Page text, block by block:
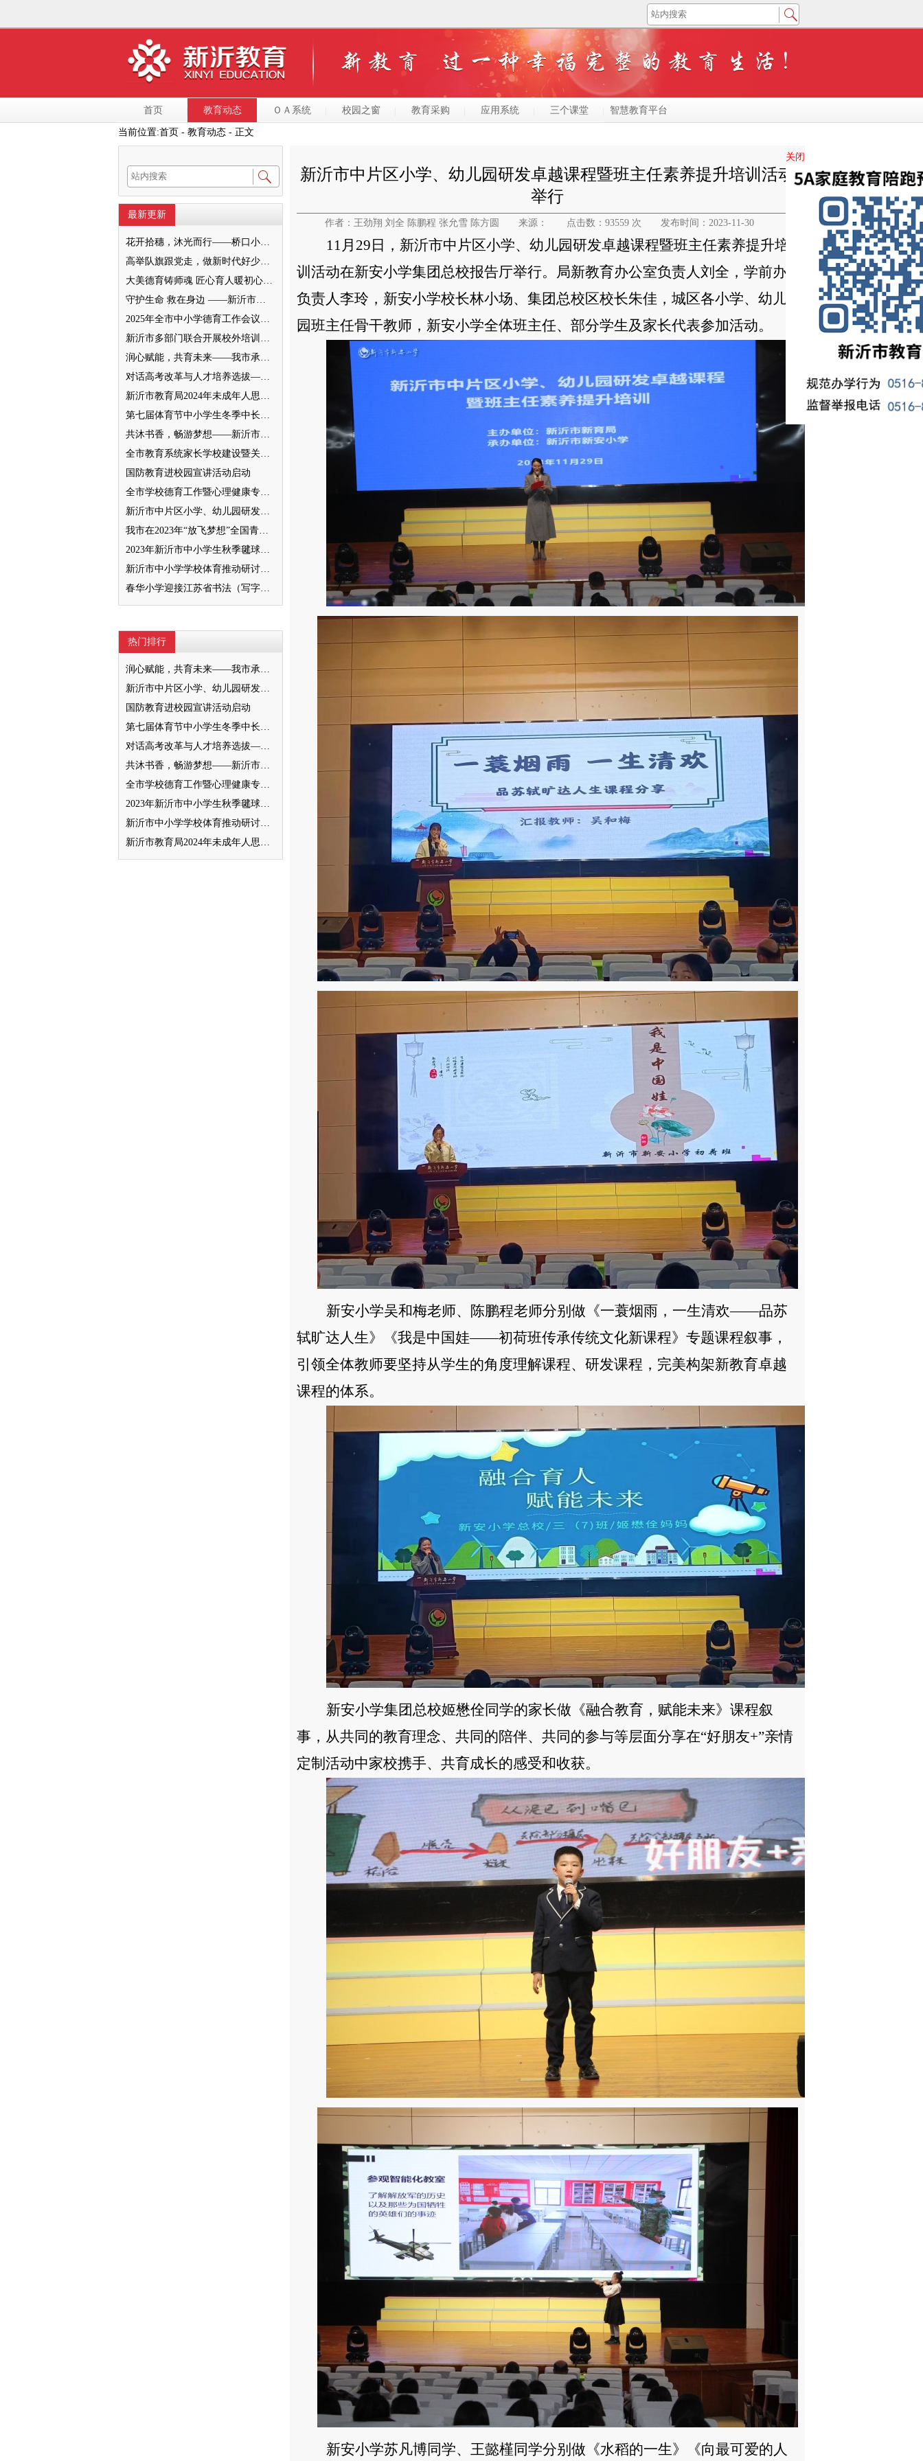
首页 教育动态 ＯＡ系统 校园之窗 教育采购 应用系统 三个课堂 智慧教育平台
当前位置:首页 - 教育动态 - 正文
最新更新
花开拾穗，沐光而行——桥口小学“大美德育之家校和美”暨2022级十岁成长仪式圆满举行
高举队旗跟党走，做新时代好少年—— 新沂市唐店第二小学六一文艺汇演圆满落幕
大美德育铸师魂 匠心育人暖初心 ——墨河中心小学第一期班主任培训活动圆满举行
守护生命 救在身边 ——新沂市新安小学一分校急救知识培训
2025年全市中小学德育工作会议召开
新沂市多部门联合开展校外培训机构专项整治行动
润心赋能，共育未来——我市承办徐州市“润心”行动暨家庭教育宣传周展示活动
对话高考改革与人才培养选拔——我与清北教授面对面
新沂市教育局2024年未成年人思想道德建设工作品牌——家校共育新活力“5A家庭教育陪跑行动”
第七届体育节中小学生冬季中长跑、跳绳比赛举行
共沐书香，畅游梦想——新沂市缔造完美教室名师工作室到唐店尚营小学捐赠图书
全市教育系统家长学校建设暨关工委优质化创建工作推进会召开
国防教育进校园宣讲活动启动
全市学校德育工作暨心理健康专项督导迎检会议召开
新沂市中片区小学、幼儿园研发卓越课程暨班主任素养提升培训活动举行
我市在2023年“放飞梦想”全国青少年纸飞机教育竞赛（江苏省总决赛）获得佳绩
2023年新沂市中小学生秋季毽球比赛举行
新沂市中小学学校体育推动研讨会举行
春华小学迎接江苏省书法（写字）特色学校验收
热门排行
润心赋能，共育未来——我市承办徐州市“润心”行动暨家庭教育宣传周展示活动
新沂市中片区小学、幼儿园研发卓越课程暨班主任素养提升培训活动举行
国防教育进校园宣讲活动启动
第七届体育节中小学生冬季中长跑、跳绳比赛举行
对话高考改革与人才培养选拔——我与清北教授面对面
共沐书香，畅游梦想——新沂市缔造完美教室名师工作室到唐店尚营小学捐赠图书
全市学校德育工作暨心理健康专项督导迎检会议召开
2023年新沂市中小学生秋季毽球比赛举行
新沂市中小学学校体育推动研讨会举行
新沂市教育局2024年未成年人思想道德建设工作品牌——家校共育新活力“5A家庭教育陪跑行动”
新沂市中片区小学、幼儿园研发卓越课程暨班主任素养提升培训活动
举行
作者：王劲翔 刘全 陈鹏程 张允雪 陈方圆 来源： 点击数：93559 次 发布时间：2023-11-30
11月29日，新沂市中片区小学、幼儿园研发卓越课程暨班主任素养提升培
训活动在新安小学集团总校报告厅举行。局新教育办公室负责人刘全， 学前办
负责人李玲 ，新安小学校长林小场、集团总校区校长朱佳 ，城区各小学、幼儿
园班主任骨干教师，新安小学全体班主任、部分学生及家长代表参加活动。
新安小学吴和梅老师、陈鹏程老师分别做《一蓑烟雨，一生清欢——品苏
轼旷达人生》《我是中国娃——初荷班传承传统文化新课程》专题课程叙事，
引领全体教师要坚持从学生的角度理解课程、研发课程，完美构架新教育卓越
课程的体系。
新安小学集团总校姬懋佺同学的家长做《融合教育，赋能未来》课程叙
事，从共同的教育理念、共同的陪伴、共同的参与等层面分享在“好朋友+”亲情
定制活动中家校携手、共育成长的感受和收获。
新安小学苏凡博同学、王懿槿同学分别做《水稻的一生》《向最可爱的人
关闭